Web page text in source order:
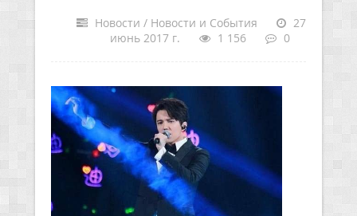
Новости / Новости и События
27
июнь 2017 г.
1 156 0